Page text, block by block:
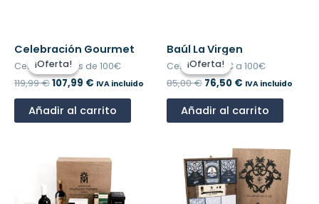
¡Oferta!
¡Oferta!
Celebración Gourmet
Cestas de más de 100€
119,99€
El
precio
original
era:
107,99 €
El
actual
es:
IVA incluido
Añadir al carrito
¡Oferta!
¡Oferta!
Baúl La Virgen
Cestas de 50€ a 100€
85,00€
El
precio
original
era:
76,50 €
actual
es:
IVA incluido
Añadir al carrito